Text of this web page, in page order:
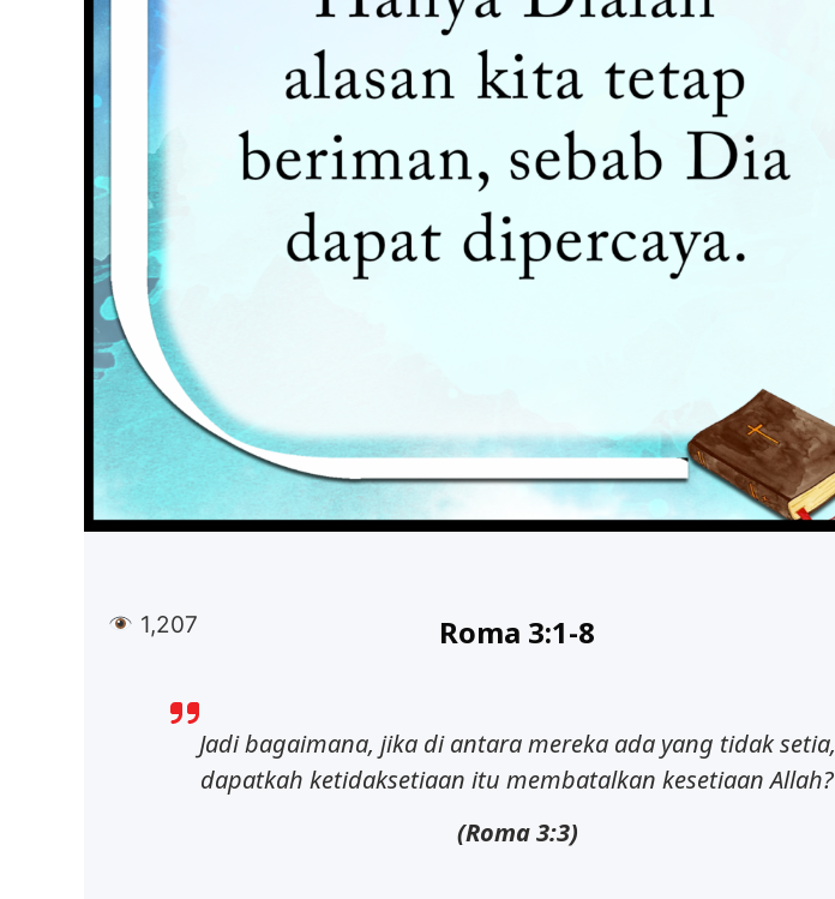
1,207 Roma 3:1-8
Jadi bagaimana, jika di antara mereka ada yang tidak setia,
dapatkah ketidaksetiaan itu membatalkan kesetiaan Allah?
(Roma 3:3)